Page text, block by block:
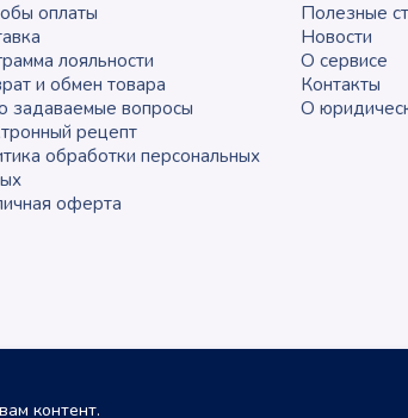
контент.
оплаты
лояльности
и обмен товара
задаваемые вопросы
рецепт
обработки персональных
оферта
Полезные
Новости
О сервисе
Контакты
О